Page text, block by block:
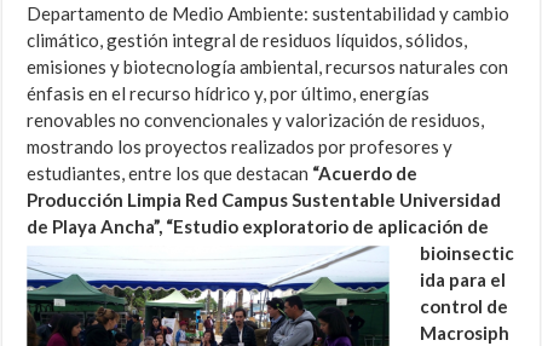
Departamento de Medio Ambiente: sustentabilidad y cambio
climático, gestión integral de residuos líquidos, sólidos,
emisiones y biotecnología ambiental, recursos naturales con
énfasis en el recurso hídrico y, por último, energías
renovables no convencionales y valorización de residuos,
mostrando los proyectos realizados por profesores y
estudiantes, entre los que destacan “Acuerdo de
Producción Limpia Red Campus Sustentable Universidad
de Playa Ancha”, “Estudio exploratorio de aplicación de
bioinsectic
ida para el
control de
Macrosiph